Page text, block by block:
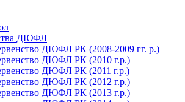
ДЮФЛ
ДЮФЛ РК (2008-2009 гг. р.)
ДЮФЛ РК (2010 г.р.)
ДЮФЛ РК (2011 г.р.)
ДЮФЛ РК (2012 г.р.)
ДЮФЛ РК (2013 г.р.)